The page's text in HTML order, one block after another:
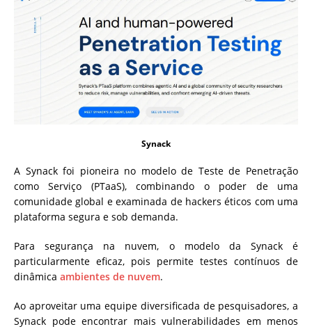
Synack
A Synack foi pioneira no modelo de Teste de Penetração
como Serviço (PTaaS), combinando o poder de uma
comunidade global e examinada de hackers éticos com uma
plataforma segura e sob demanda.
Para segurança na nuvem, o modelo da Synack é
particularmente eficaz, pois permite testes contínuos de
dinâmica ambientes de nuvem.
Ao aproveitar uma equipe diversificada de pesquisadores, a
Synack pode encontrar mais vulnerabilidades em menos